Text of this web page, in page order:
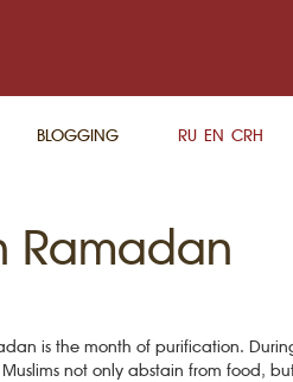
BLOGGING RU EN CRH
Ramadan
is the month of purification.
not only abstain from food,